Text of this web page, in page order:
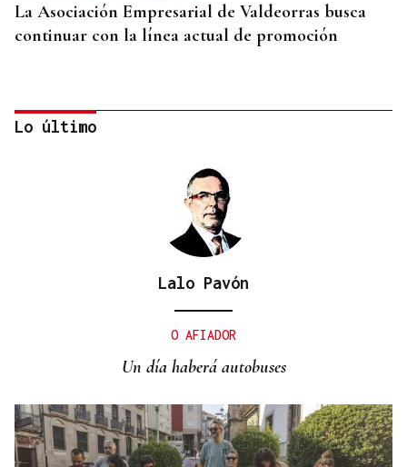
La Asociación Empresarial de Valdeorras busca
continuar con la línea actual de promoción
Gaseosas Roca, medio siglo creciendo junto a
Lo último
Lalo Pavón
O AFIADOR
Un día haberá autobuses